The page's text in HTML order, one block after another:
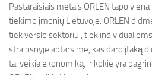
Pastaraisiais metais ORLEN tapo
tiekimo įmonių Lietuvoje. ORLEN
tiek verslo sektoriui, tiek
straipsnyje aptarsime, kas daro įtaką
tai veikia ekonomiką, ir kokie yra